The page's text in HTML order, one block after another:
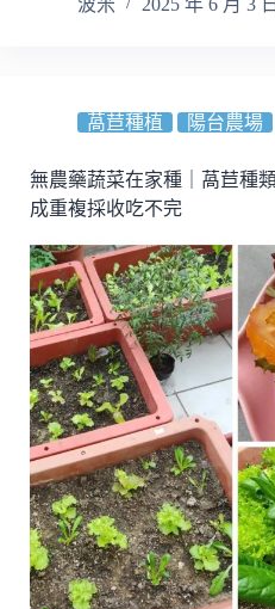
Bluehost
到
A2+Namecheap
網
域
主
機
雙
重
搬
波米 2025 年 6 月 3 日
萵苣種植 陽台農場
無農藥蔬菜在家種｜萵苣種
成重複採收吃不完